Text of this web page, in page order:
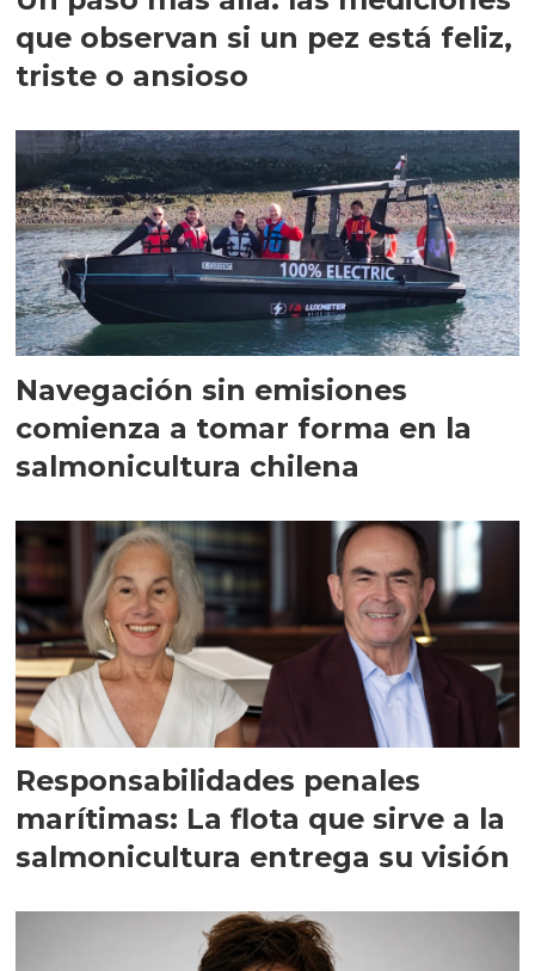
que observan si un pez está feliz,
triste o ansioso
Navegación sin emisiones
comienza a tomar forma en la
salmonicultura chilena
Responsabilidades penales
marítimas: La flota que sirve a la
salmonicultura entrega su visión